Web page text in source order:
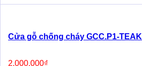
Cửa gỗ chống cháy GCC.P1-TEAK
2.000.000₫